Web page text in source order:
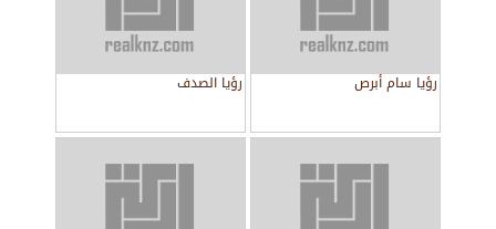
رؤيا سام أبرص رؤيا الصدف